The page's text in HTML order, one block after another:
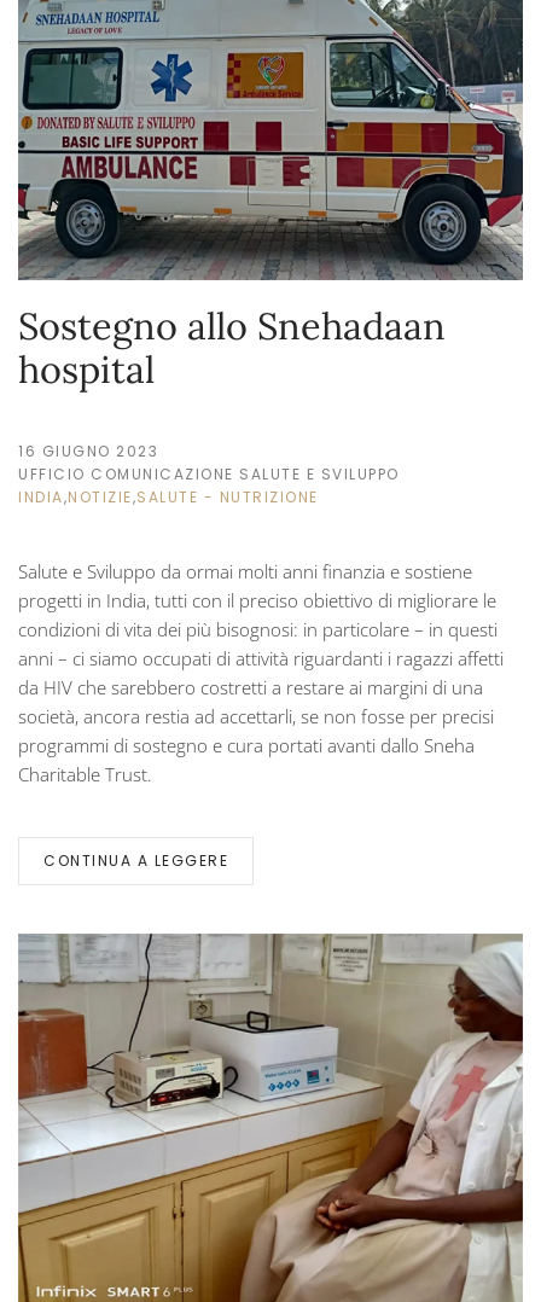
Sostegno allo Snehadaan
hospital
16 GIUGNO 2023
UFFICIO COMUNICAZIONE SALUTE E SVILUPPO
INDIA,NOTIZIE,SALUTE - NUTRIZIONE
Salute e Sviluppo da ormai molti anni finanzia e sostiene
progetti in India, tutti con il preciso obiettivo di migliorare le
condizioni di vita dei più bisognosi: in particolare – in questi
anni – ci siamo occupati di attività riguardanti i ragazzi affetti
da HIV che sarebbero costretti a restare ai margini di una
società, ancora restia ad accettarli, se non fosse per precisi
programmi di sostegno e cura portati avanti dallo Sneha
Charitable Trust.
CONTINUA A LEGGERE